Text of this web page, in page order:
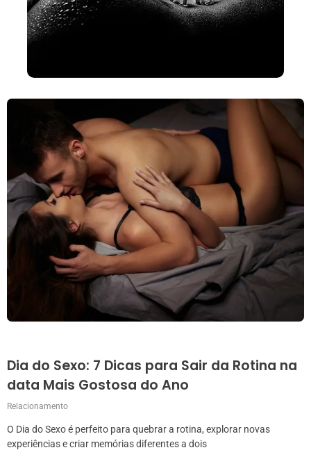
Dia do Sexo: 7 Dicas para Sair da Rotina na
data Mais Gostosa do Ano
Relacionamento
O Dia do Sexo é perfeito para quebrar a rotina, explorar novas
experiências e criar memórias diferentes a dois